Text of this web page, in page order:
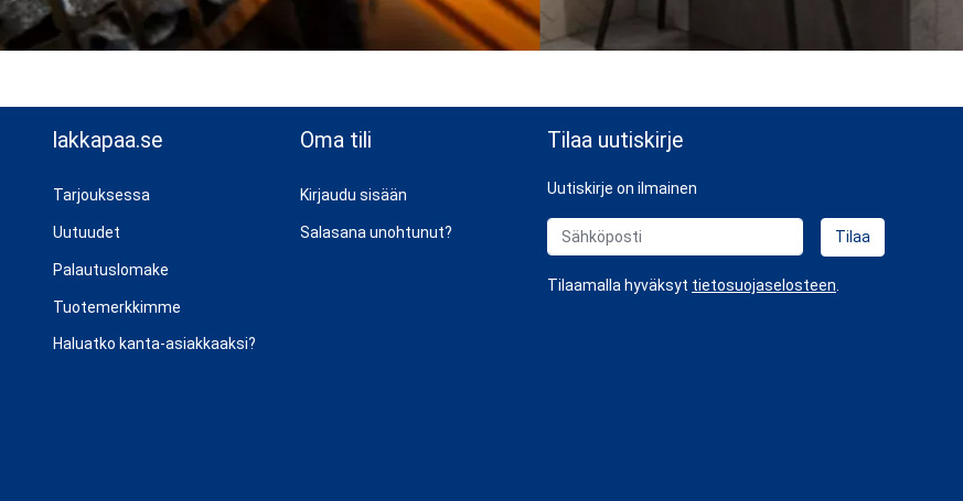
lakkapaa.se
Tarjouksessa
Uutuudet
Palautuslomake
Tuotemerkkimme
Haluatko kanta-asiakkaaksi?
Oma tili
Kirjaudu sisään
Salasana unohtunut?
Tilaa uutiskirje
Uutiskirje on ilmainen
Sähköposti Tilaa
Tilaamalla hyväksyt tietosuojaselosteen